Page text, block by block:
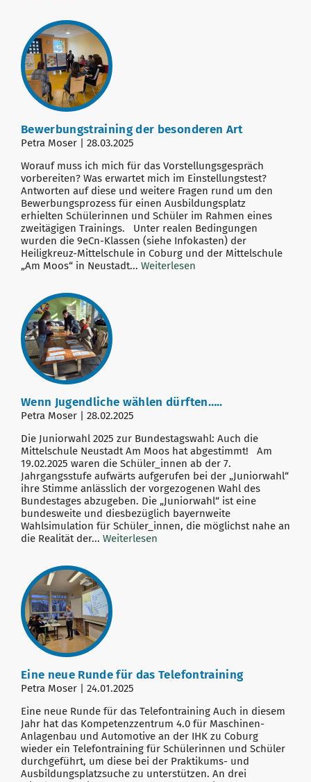
Bewerbungstraining der besonderen Art
Petra Moser | 28.03.2025
Worauf muss ich mich für das Vorstellungsgespräch
vorbereiten? Was erwartet mich im Einstellungstest?
Antworten auf diese und weitere Fragen rund um den
Bewerbungsprozess für einen Ausbildungsplatz
erhielten Schülerinnen und Schüler im Rahmen eines
zweitägigen Trainings. Unter realen Bedingungen
wurden die 9eCn-Klassen (siehe Infokasten) der
Heiligkreuz-Mittelschule in Coburg und der Mittelschule
„Am Moos“ in Neustadt... Weiterlesen
Wenn Jugendliche wählen dürften…..
Petra Moser | 28.02.2025
Die Juniorwahl 2025 zur Bundestagswahl: Auch die
Mittelschule Neustadt Am Moos hat abgestimmt! Am
19.02.2025 waren die Schüler_innen ab der 7.
Jahrgangsstufe aufwärts aufgerufen bei der „Juniorwahl“
ihre Stimme anlässlich der vorgezogenen Wahl des
Bundestages abzugeben. Die „Juniorwahl“ ist eine
bundesweite und diesbezüglich bayernweite
Wahlsimulation für Schüler_innen, die möglichst nahe an
die Realität der... Weiterlesen
Eine neue Runde für das Telefontraining
Petra Moser | 24.01.2025
Eine neue Runde für das Telefontraining Auch in diesem
Jahr hat das Kompetenzzentrum 4.0 für Maschinen-
Anlagenbau und Automotive an der IHK zu Coburg
wieder ein Telefontraining für Schülerinnen und Schüler
durchgeführt, um diese bei der Praktikums- und
Ausbildungsplatzsuche zu unterstützen. An drei